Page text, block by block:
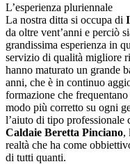
L’esperienza pluriennale
La nostra ditta si occupa di
da oltre vent’anni e perciò
grandissima esperienza in
servizio di qualità migliore
hanno maturato un grande
anni, che è in continuo
formazione che
modo più corretto su ogni
l’aiuto di tipo professionale
Caldaie Beretta Pinciano,
realtà che ha come
di tutti quanti.